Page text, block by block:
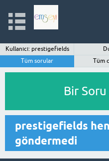
Kullanıcı: prestigefields
Tüm sorular
Tüm
Bir
prestigefields
göndermedi